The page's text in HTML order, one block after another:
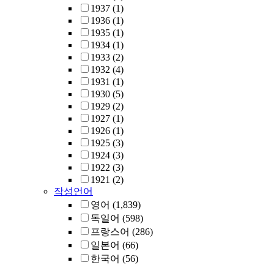
1937 (1)
1936 (1)
1935 (1)
1934 (1)
1933 (2)
1932 (4)
1931 (1)
1930 (5)
1929 (2)
1927 (1)
1926 (1)
1925 (3)
1924 (3)
1922 (3)
1921 (2)
작성언어
영어 (1,839)
독일어 (598)
프랑스어 (286)
일본어 (66)
한국어 (56)